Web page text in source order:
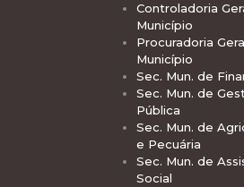
Controladoria
Município
Procuradoria
Município
Sec. Mun. de
Sec. Mun. de
Pública
Sec. Mun. de
e Pecuária
Sec. Mun. de
Social